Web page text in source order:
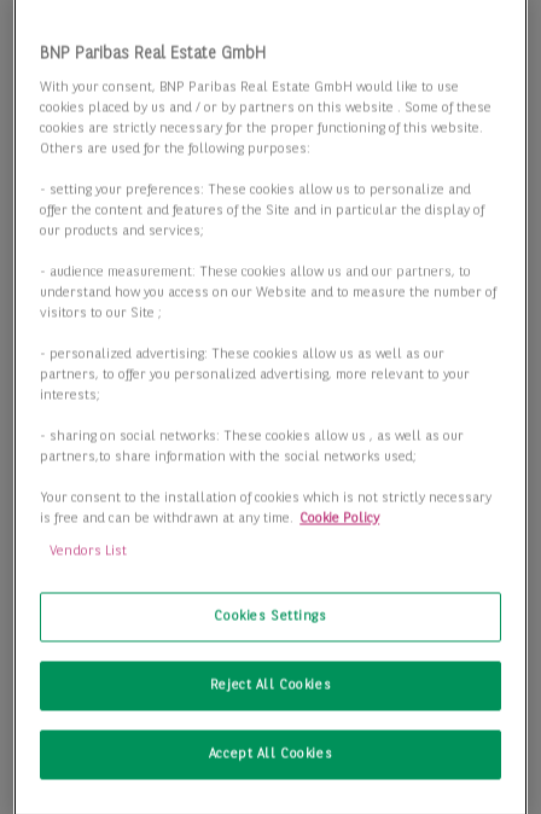
BNP Paribas Real Estate GmbH
With your consent, BNP Paribas Real Estate GmbH would like to use
cookies placed by us and / or by partners on this website . Some of these
cookies are strictly necessary for the proper functioning of this website.
Others are used for the following purposes:
- setting your preferences: These cookies allow us to personalize and
offer the content and features of the Site and in particular the display of
our products and services;
- audience measurement: These cookies allow us and our partners, to
understand how you access on our Website and to measure the number of
visitors to our Site ;
- personalized advertising: These cookies allow us as well as our
partners, to offer you personalized advertising, more relevant to your
interests;
- sharing on social networks: These cookies allow us , as well as our
partners,to share information with the social networks used;
Your consent to the installation of cookies which is not strictly necessary
is free and can be withdrawn at any time. Cookie Policy
Vendors List
Cookies Settings
Reject All Cookies
Accept All Cookies